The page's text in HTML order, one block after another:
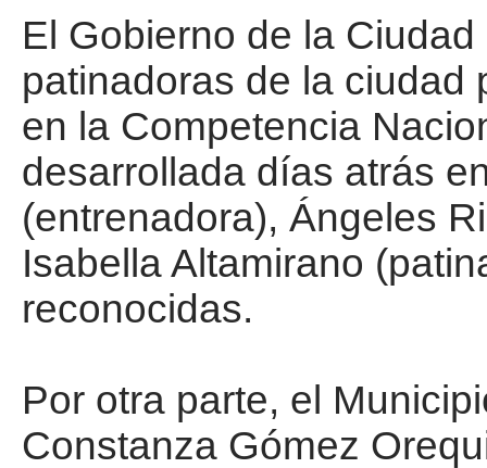
El Gobierno de la
patinadoras de la ciudad
en la Competencia
desarrollada días atrás
(entrenadora), Ángeles
Isabella Altamirano
reconocidas.
Por otra parte, el
Constanza Gómez